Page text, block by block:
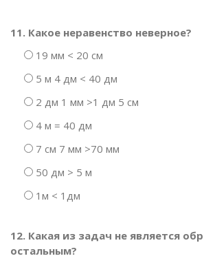
11. Какое неравенство неверное?
19 мм < 20 см
5 м 4 дм < 40 дм
2 дм 1 мм >1 дм 5 см
4 м = 40 дм
7 см 7 мм >70 мм
50 дм > 5 м
1м < 1дм
12. Какая из задач не является
остальным?